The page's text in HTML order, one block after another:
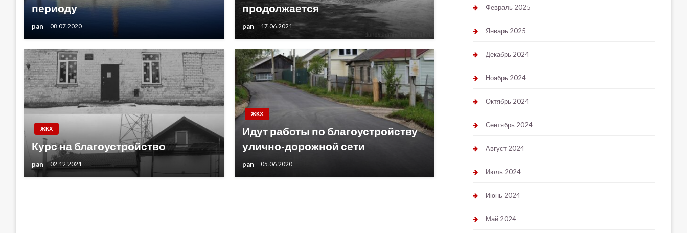
периоду
pan 08.07.2020
продолжается
pan 17.06.2021
ЖКХ
Курс на благоустройство
pan 02.12.2021
ЖКХ
Идут работы по благоустройству
улично-дорожной сети
pan 05.06.2020
Февраль 2025
Январь 2025
Декабрь 2024
Ноябрь 2024
Октябрь 2024
Сентябрь 2024
Август 2024
Июль 2024
Июнь 2024
Май 2024